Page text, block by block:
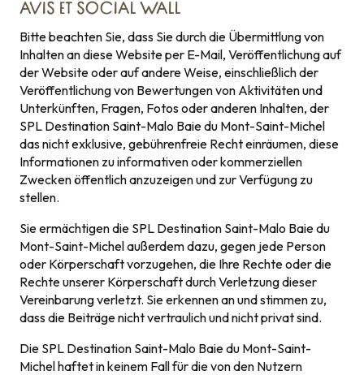
AVIS ET SOCIAL WALL
Bitte beachten Sie, dass Sie durch die Übermittlung von
Inhalten an diese Website per E-Mail, Veröffentlichung auf
der Website oder auf andere Weise, einschließlich der
Veröffentlichung von Bewertungen von Aktivitäten und
Unterkünften, Fragen, Fotos oder anderen Inhalten, der
SPL Destination Saint-Malo Baie du Mont-Saint-Michel
das nicht exklusive, gebührenfreie Recht einräumen, diese
Informationen zu informativen oder kommerziellen
Zwecken öffentlich anzuzeigen und zur Verfügung zu
stellen.
Sie ermächtigen die SPL Destination Saint-Malo Baie du
Mont-Saint-Michel außerdem dazu, gegen jede Person
oder Körperschaft vorzugehen, die Ihre Rechte oder die
Rechte unserer Körperschaft durch Verletzung dieser
Vereinbarung verletzt. Sie erkennen an und stimmen zu,
dass die Beiträge nicht vertraulich und nicht privat sind.
Die SPL Destination Saint-Malo Baie du Mont-Saint-
Michel haftet in keinem Fall für die von den Nutzern